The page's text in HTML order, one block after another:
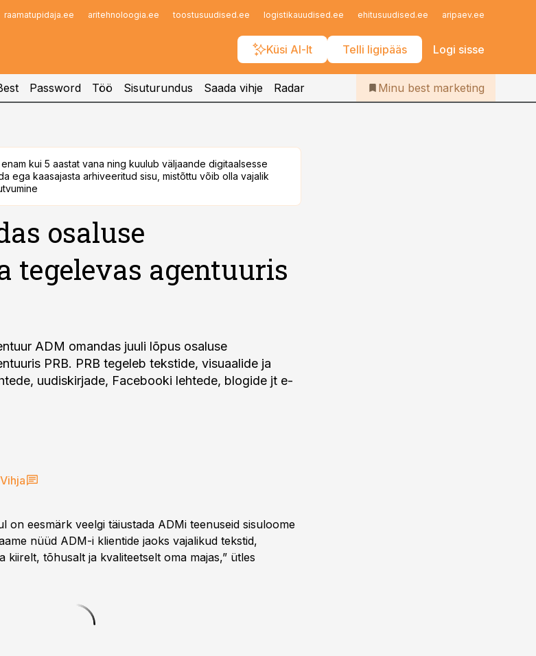
raamatupidaja.ee aritehnoloogia.ee toostusuudised.ee logistikauudised.ee ehitusuudised.ee aripaev.ee
Küsi AI-lt Telli ligipääs Logi sisse
Iseteenindus
Telli Bestmarketing
Password Töö Sisuturundus Saada vihje Radar Minu best marketing
kui 5 aastat vana ning kuulub väljaande digitaalsesse
ega kaasajasta arhiveeritud sisu, mistõttu võib olla vajalik
osaluse
tegelevas agentuuris
ADM omandas juuli lõpus osaluse
PRB. PRB tegeleb tekstide, visuaalide ja
uudiskirjade, Facebooki lehtede, blogide jt e-
Vihja
on eesmärk veelgi täiustada ADMi teenuseid sisuloome
nüüd ADM-i klientide jaoks vajalikud tekstid,
kiirelt, tõhusalt ja kvaliteetselt oma majas,” ütles